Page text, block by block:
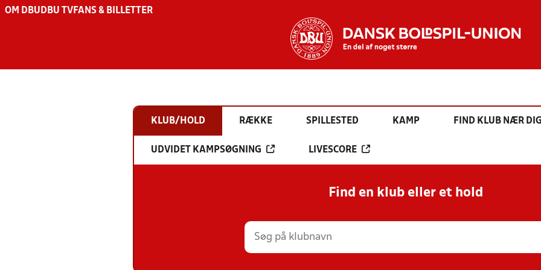
OM DBU DBU TV FANS & BILLETTER
KLUB/HOLD RÆKKE SPILLESTED KAMP FIND KLUB NÆR
UDVIDET KAMPSØGNING LIVESCORE
Find en klub eller et hold